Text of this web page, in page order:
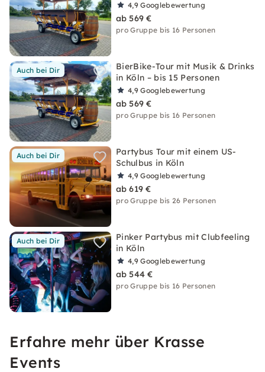
4,9Googlebewertung
ab 569 €
pro Gruppe bis 16 Personen
Auch bei Dir
BierBike-Tour mit Musik & Drinks
in Köln – bis 15 Personen
4,9Googlebewertung
ab 569 €
pro Gruppe bis 16 Personen
Auch bei Dir
Partybus Tour mit einem US-
Schulbus in Köln
4,9Googlebewertung
ab 619 €
pro Gruppe bis 26 Personen
Auch bei Dir
Pinker Partybus mit Clubfeeling
in Köln
4,9Googlebewertung
ab 544 €
pro Gruppe bis 16 Personen
Erfahre mehr über Krasse
Events